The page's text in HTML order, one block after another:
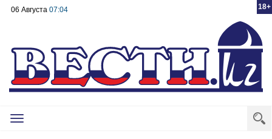
18+
06 Августа 07:04
Toggle